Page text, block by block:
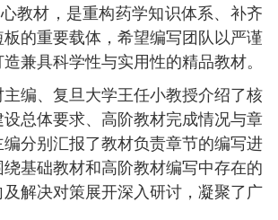
教材，是重构药学知识体系、补齐
的重要载体，希望编写团队以严谨
兼具科学性与实用性的精品教材。
编、复旦大学王任小教授介绍了核
总体要求、高阶教材完成情况与章
分别汇报了教材负责章节的编写进
基础教材和高阶教材编写中存在的
解决对策展开深入研讨，凝聚了广